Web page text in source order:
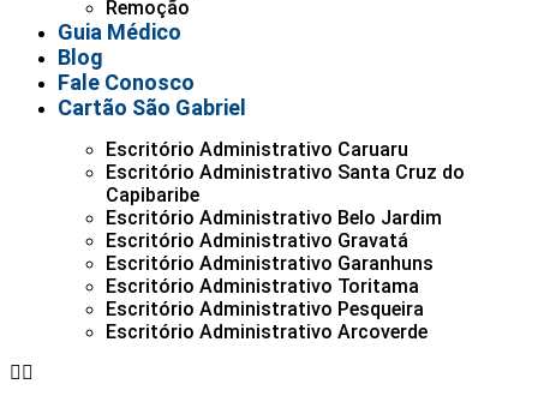
Remoção
Guia Médico
Blog
Fale Conosco
Cartão São Gabriel
Escritório Administrativo Caruaru
Escritório Administrativo Santa Cruz do
Capibaribe
Escritório Administrativo Belo Jardim
Escritório Administrativo Gravatá
Escritório Administrativo Garanhuns
Escritório Administrativo Toritama
Escritório Administrativo Pesqueira
Escritório Administrativo Arcoverde